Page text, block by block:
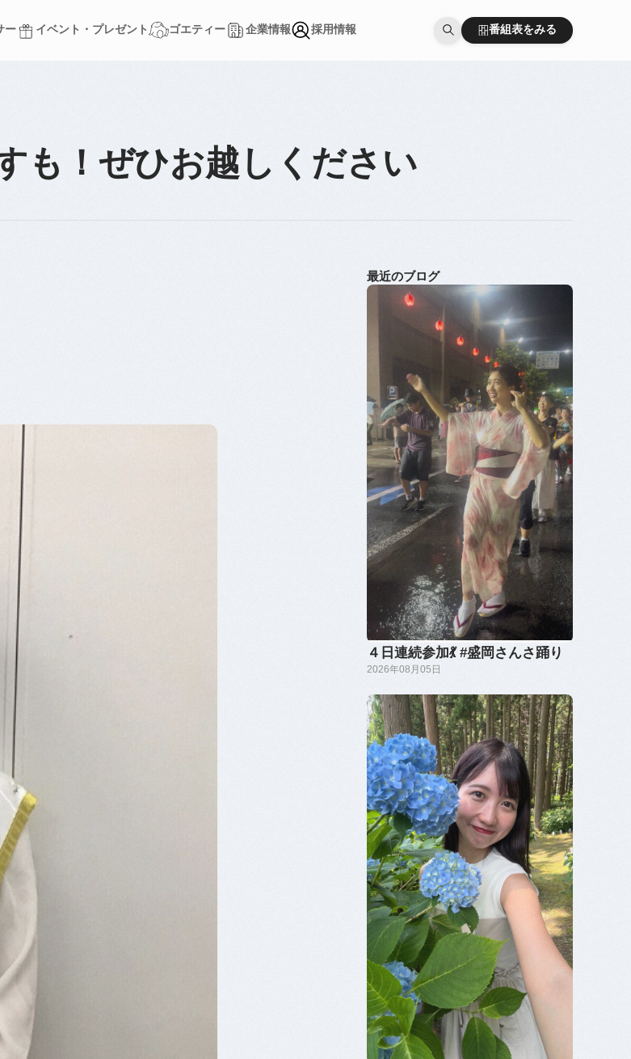
ー
イベント・プレゼント
ゴエティー
企業情報
採用情報
番組表をみる
番組表をみる
も！ぜひお越しください
最近のブログ
４日連続参加💃 #盛岡さんさ踊り
2026年08月05日